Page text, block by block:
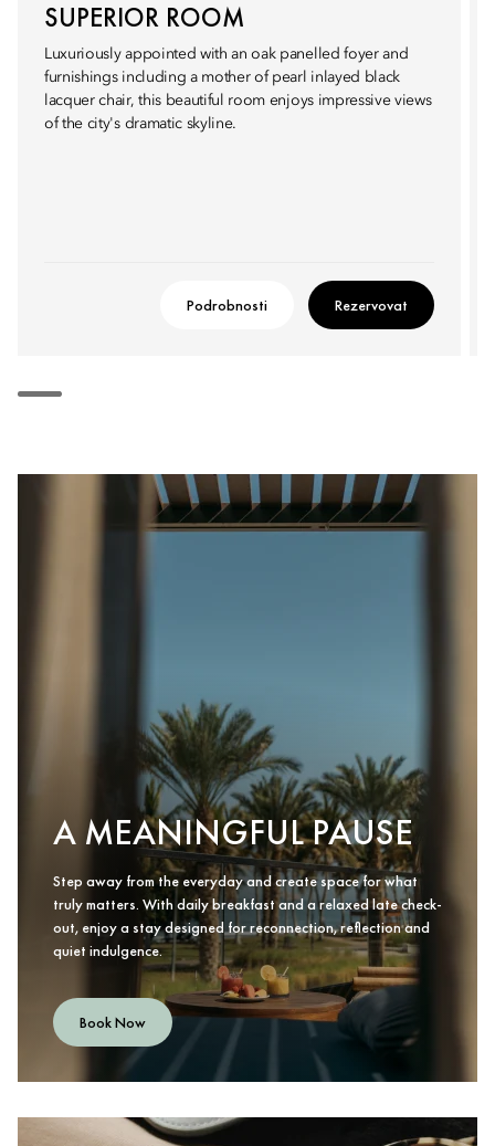
SUPERIOR ROOM
Luxuriously appointed with an oak panelled foyer and
furnishings including a mother of pearl inlayed black
lacquer chair, this beautiful room enjoys impressive views
of the city's dramatic skyline.
Podrobnosti Rezervovat
A MEANINGFUL PAUSE
Step away from the everyday and create space for what
truly matters. With daily breakfast and a relaxed late check-
out, enjoy a stay designed for reconnection, reflection and
quiet indulgence.
Book Now